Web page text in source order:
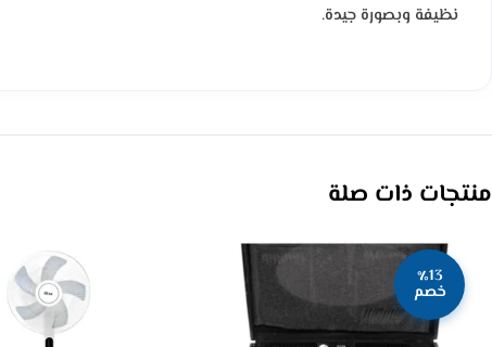
نظيفة وبصورة جيدة.
منتجات ذات صلة
٪13
خصم